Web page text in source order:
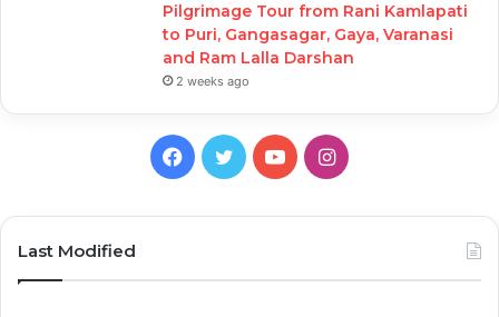
Pilgrimage Tour from Rani Kamlapati
to Puri, Gangasagar, Gaya, Varanasi
and Ram Lalla Darshan
2 weeks ago
Facebook
TwitterYouTubeInstagram
Last Modified